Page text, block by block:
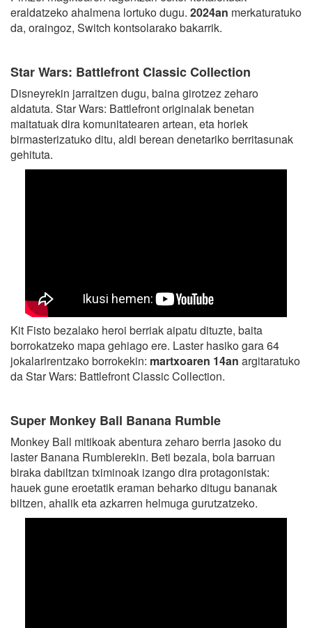
eraldatzeko ahalmena lortuko dugu. 2024an merkaturatuko
da, oraingoz, Switch kontsolarako bakarrik.
Star Wars: Battlefront Classic Collection
Disneyrekin jarraitzen dugu, baina girotzez zeharo
aldatuta. Star Wars: Battlefront originalak benetan
maitatuak dira komunitatearen artean, eta horiek
birmasterizatuko ditu, aldi berean denetariko berritasunak
gehituta.
Kit Fisto bezalako heroi berriak aipatu dituzte, baita
borrokatzeko mapa gehiago ere. Laster hasiko gara 64
jokalarirentzako borrokekin: martxoaren 14an argitaratuko
da Star Wars: Battlefront Classic Collection.
Super Monkey Ball Banana Rumble
Monkey Ball mitikoak abentura zeharo berria jasoko du
laster Banana Rumblerekin. Beti bezala, bola barruan
biraka dabiltzan tximinoak izango dira protagonistak:
hauek gune eroetatik eraman beharko ditugu bananak
biltzen, ahalik eta azkarren helmuga gurutzatzeko.